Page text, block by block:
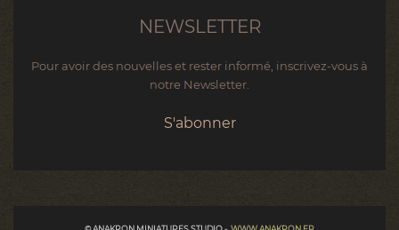
NEWSLETTER
Pour avoir des nouvelles et rester informé, inscrivez-vous à
notre Newsletter.
S'abonner